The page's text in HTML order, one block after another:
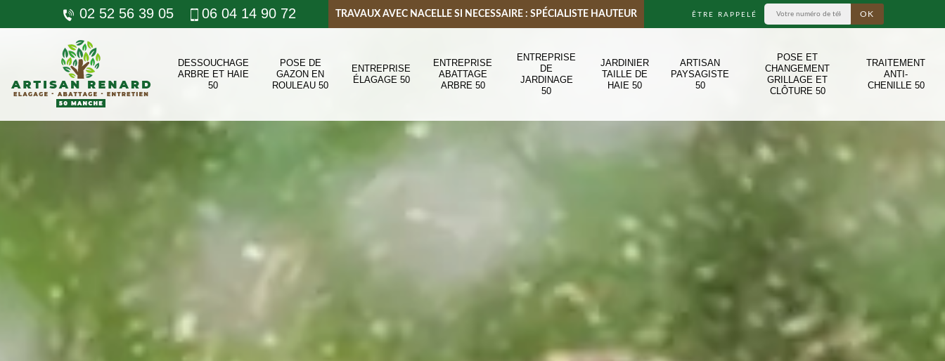
02 52 56 39 05 06 04 14 90 72 TRAVAUX AVEC NACELLE SI NECESSAIRE : SPÉCIALISTE HAUTEUR ÊTRE RAPPELÉ
DESSOUCHAGE
ARBRE ET HAIE
50
POSE DE
GAZON EN
ROULEAU 50
ENTREPRISE
ÉLAGAGE 50
ENTREPRISE
ABATTAGE
ARBRE 50
ENTREPRISE
DE
JARDINAGE
50
JARDINIER
TAILLE DE
HAIE 50
ARTISAN
PAYSAGISTE
50
POSE ET
CHANGEMENT
GRILLAGE ET
CLÔTURE 50
TRAITEMENT
ANTI-
CHENILLE 50